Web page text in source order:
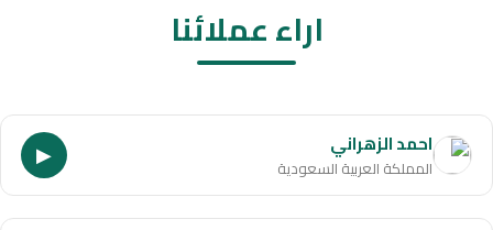
اراء عملائنا
▶ احمد الزهراني
المملكة العربية السعودية